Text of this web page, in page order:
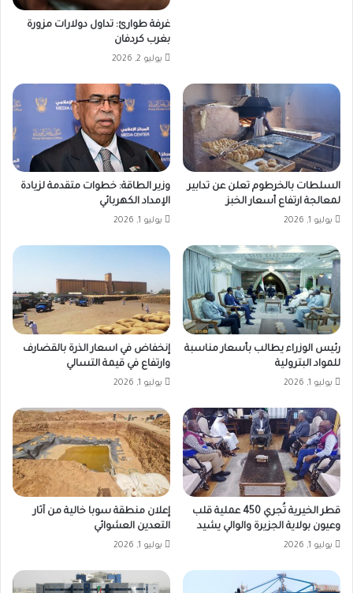
غرفة طوارئ: تداول دولارات مزورة
بغرب كردفان
يوليو 2, 2026
السلطات بالخرطوم تعلن عن تدابير
لمعالجة ارتفاع أسعار الخبز
يوليو 1, 2026
وزير الطاقة: خطوات متقدمة لزيادة
الإمداد الكهربائي
يوليو 1, 2026
رئيس الوزراء يطالب بأسعار مناسبة
للمواد البترولية
يوليو 1, 2026
إنخفاض في اسعار الذرة بالقضارف
وارتفاع في قيمة التسالي
يوليو 1, 2026
قطر الخيرية تُجري 450 عملية قلب
وعيون بولاية الجزيرة والوالي يشيد
يوليو 1, 2026
إعلان منطقة سوبا خالية من آثار
التعدين العشوائي
يوليو 1, 2026